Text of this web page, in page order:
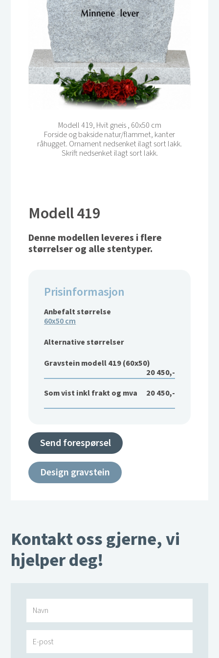
Modell 419, Hvit gneis , 60x50 cm
Forside og bakside natur/flammet, kanter
råhugget. Ornament nedsenket ilagt sort lakk.
Skrift nedsenket ilagt sort lakk.
Modell 419
Denne modellen leveres i flere
størrelser og alle stentyper.
Prisinformasjon
Anbefalt størrelse
60x50 cm
Alternative størrelser
Gravstein modell 419 (60x50)
20 450,-
Som vist inkl frakt og mva
20 450,-
Send forespørsel
Design gravstein
Kontakt oss gjerne, vi
hjelper deg!